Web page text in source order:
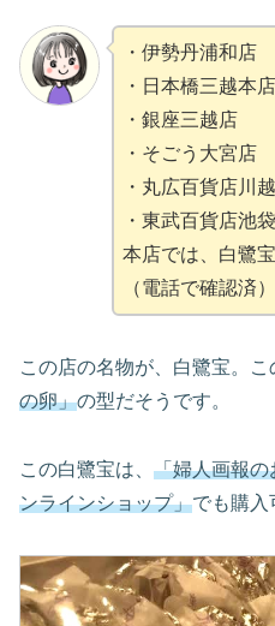
・伊勢丹浦和店
・日本橋三越本店
・銀座三越店
・そごう大宮店
・丸広百貨店川
・東武百貨店池
本店では、白鷺
（電話で確認済）
この店の名物が、白鷺宝。こ
の卵」の型だそうです。
この白鷺宝は、 「婦人画報の
ンラインショップ」でも購入